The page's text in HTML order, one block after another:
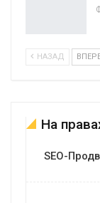
НАЗАД
На
SEO-